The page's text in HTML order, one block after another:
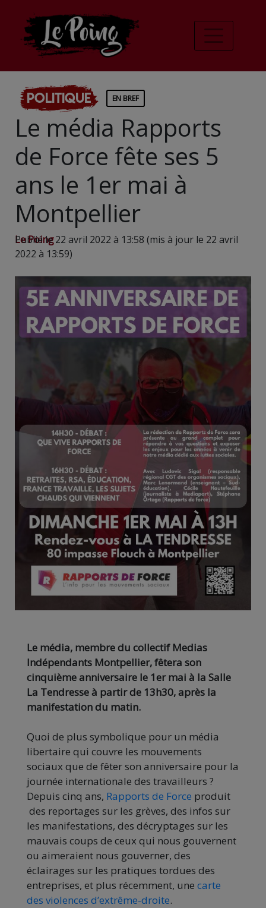
Politique EN BREF
Le média Rapports
de Force fête ses 5
ans le 1er mai à
Montpellier
Le Poing
Publié le 22 avril 2022 à 13:58 (mis à jour le 22 avril
2022 à 13:59)
Le média, membre du collectif Medias
Indépendants Montpellier, fêtera son
cinquième anniversaire le 1er mai à la Salle
La Tendresse à partir de 13h30, après la
manifestation du matin.
Quoi de plus symbolique pour un média
libertaire qui couvre les mouvements
sociaux que de fêter son anniversaire pour la
journée internationale des travailleurs ?
Depuis cinq ans, Rapports de Force produit
des reportages sur les grèves, des infos sur
les manifestations, des décryptages sur les
mauvais coups de ceux qui nous gouvernent
ou aimeraient nous gouverner, des
éclairages sur les pratiques tordues des
entreprises, et plus récemment, une carte
des violences d’extrême-droite.